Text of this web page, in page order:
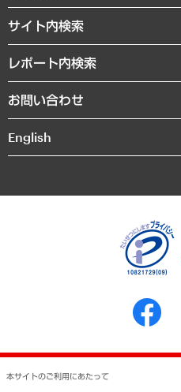
まちづくり・観光・交通・スポーツ・ス
自然資源・農林水産業・食料システム
受託・受注実績（官公庁関連）
メディア掲載・出演
沿革
組織図・本部部室紹介
インドネシア現地法人
個人情報保護方針
反社会的勢力に対する基本方針
書面による個人情報の開示等の請求の
お知らせ
サイト内検索
レポート内検索
お問い合わせ
English
本サイトのご利用にあたって